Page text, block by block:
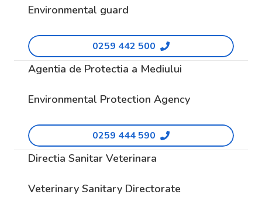
Environmental guard
0259 442 500
Agentia de Protectia a Mediului
Environmental Protection Agency
0259 444 590
Directia Sanitar Veterinara
Veterinary Sanitary Directorate